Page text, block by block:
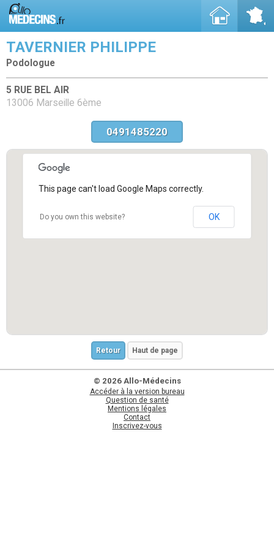
TAVERNIER PHILIPPE
Podologue
5 RUE BEL AIR
13006 Marseille 6ème
0491485220
This page can't load Google Maps correctly.
Do you own this website? OK
Retour Haut de page
© 2026 Allo-Médecins
Accéder à la version bureau
Question de santé
Mentions légales
Contact
Inscrivez-vous